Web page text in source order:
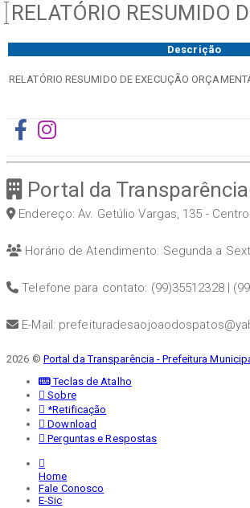
RELATÓRIO RESUMIDO
Descrição
RELATÓRIO RESUMIDO DE EXECUÇÃO
Portal da
Endereço: Av. Getúlio Vargas, 135 -
Horário de Atendimento: Segunda a
Telefone para contato: (99)35512328 |
E-Mail:
2026 © Portal da Transparência - Prefeitura
Teclas de Atalho
Sobre
*Retificação
Download
Perguntas e Respostas
Home
Fale Conosco
E-Sic